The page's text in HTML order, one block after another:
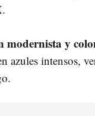
modernista y
azules intensos,